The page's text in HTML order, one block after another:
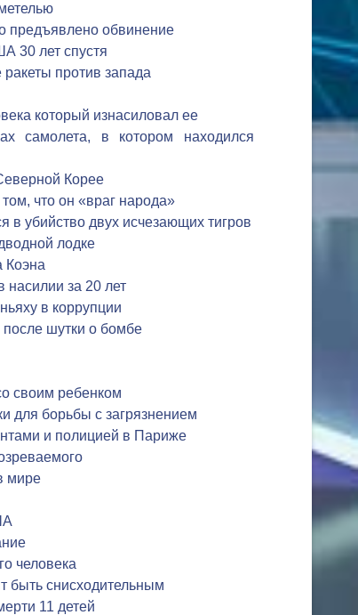
предъявлено обвинение
30 лет спустя
против запада
который изнасиловал ее
самолета, в котором находился
Корее
что он «враг народа»
в убийство двух исчезающих тигров
лодке
Коэна
за 20 лет
в коррупции
шутки о бомбе
своим ребенком
для борьбы с загрязнением
и полицией в Париже
мире
человека
быть снисходительным
11 детей